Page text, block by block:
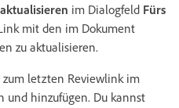
im Dialogfeld Fürs
mit den im Dokument
zu aktualisieren.
letzten Reviewlink im
und hinzufügen. Du kannst